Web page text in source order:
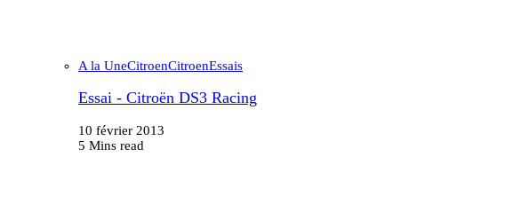
A la UneCitroenCitroenEssais
Essai - Citroën DS3 Racing
10 février 2013
5 Mins read